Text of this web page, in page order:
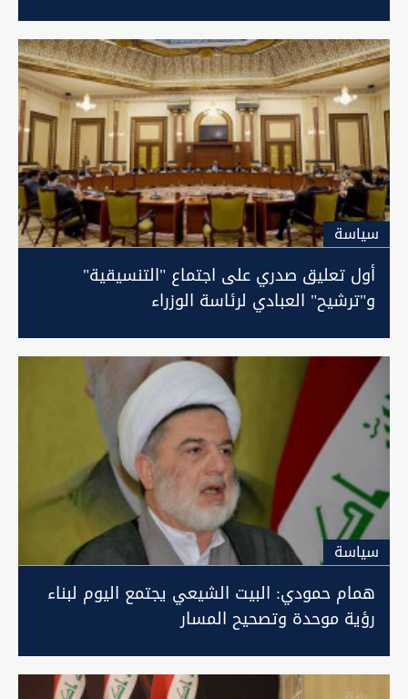
سیاسة
أول تعليق صدري على اجتماع "التنسيقية"
و"ترشيح" العبادي لرئاسة الوزراء
سیاسة
همام حمودي: البيت الشيعي يجتمع اليوم لبناء
رؤية موحدة وتصحيح المسار